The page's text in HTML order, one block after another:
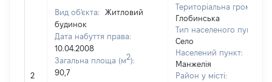
2
Вид об'єкта:
Житловий
будинок
Дата набуття права:
10.04.2008
Загальна площа (м2):
90,7
Територіальна громада:
Глобинська
Тип населеного пункту:
Село
Населений пункт:
Манжелія
Район у місті: